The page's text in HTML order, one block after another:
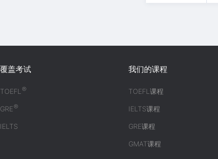
覆盖考试
TOEFL®
GRE®
IELTS
我们的课程
TOEFL课程
IELTS课程
GRE课程
GMAT课程